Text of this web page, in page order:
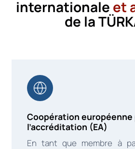
internationale et
de la
Coopération européenne
l’accréditation (EA)
En tant que membre à